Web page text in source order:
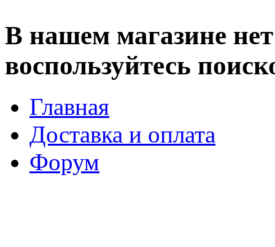
В нашем магазине нет
воспользуйтесь
Главная
Доставка и оплата
Форум